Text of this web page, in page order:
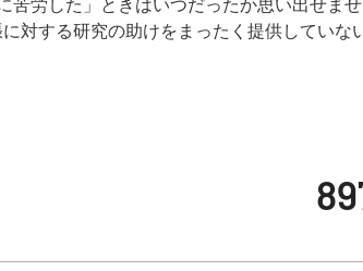
苦労した」ときはいつだったか思い出せま
対する研究の助けをまったく提供していな